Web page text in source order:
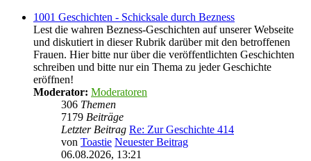
1001 Geschichten - Schicksale durch Bezness
Lest die wahren Bezness-Geschichten auf unserer Webseite
und diskutiert in dieser Rubrik darüber mit den betroffenen
Frauen. Hier bitte nur über die veröffentlichten Geschichten
schreiben und bitte nur ein Thema zu jeder Geschichte
eröffnen!
Moderator: Moderatoren
306 Themen
7179 Beiträge
Letzter Beitrag Re: Zur Geschichte 414
von Toastie Neuester Beitrag
06.08.2026, 13:21